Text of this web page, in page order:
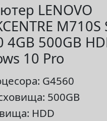
LENOVO
M710S
4GB 500GB
10 Pro
G4560
500GB
HDD